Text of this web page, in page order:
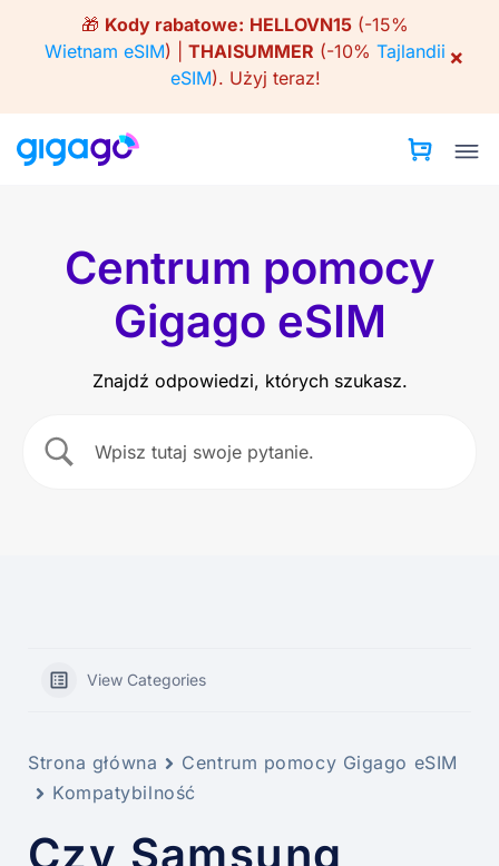
🎁 Kody rabatowe: HELLOVN15 (-15%
Wietnam eSIM) | THAISUMMER (-10% Tajlandii
eSIM). Użyj teraz!
×
Centrum pomocy
Gigago eSIM
Znajdź odpowiedzi, których szukasz.
View Categories
Strona główna
Centrum pomocy Gigago eSIM
Kompatybilność
Czy Samsung